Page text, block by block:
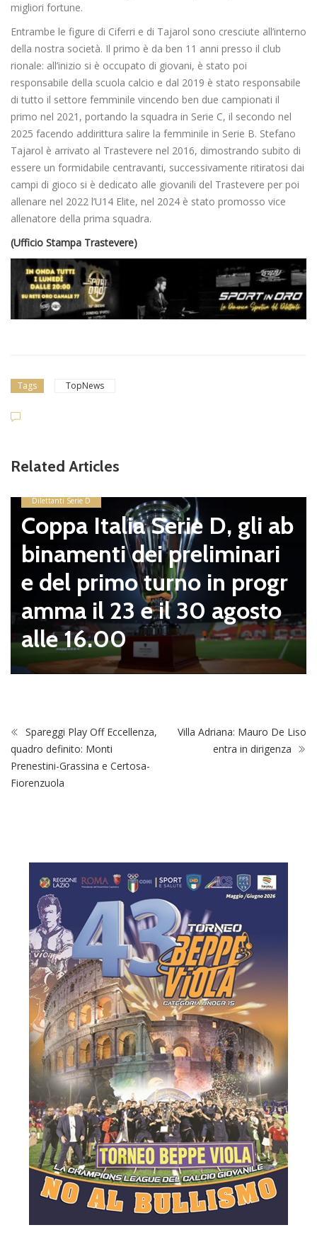
migliori fortune.
Entrambe le figure di Ciferri e di Tajarol sono cresciute all’interno
della nostra società. Il primo è da ben 11 anni presso il club
rionale: all’inizio si è occupato di giovani, è stato poi
responsabile della scuola calcio e dal 2019 è stato responsabile
di tutto il settore femminile vincendo ben due campionati il
primo nel 2021, portando la squadra in Serie C, il secondo nel
2025 facendo addirittura salire la femminile in Serie B. Stefano
Tajarol è arrivato al Trastevere nel 2016, dimostrando subito di
essere un formidabile centravanti, successivamente ritiratosi dai
campi di gioco si è dedicato alle giovanili del Trastevere per poi
allenare nel 2022 l’U14 Elite, nel 2024 è stato promosso vice
allenatore della prima squadra.
(Ufficio Stampa Trastevere)
Tags TopNews
Related Articles
Dilettanti Serie D
Coppa Italia Serie D, gli ab
binamenti dei preliminari
e del primo turno in progr
amma il 23 e il 30 agosto
alle 16.00
Spareggi Play Off Eccellenza,
quadro definito: Monti
Prenestini-Grassina e Certosa-
Fiorenzuola
Villa Adriana: Mauro De Liso
entra in dirigenza